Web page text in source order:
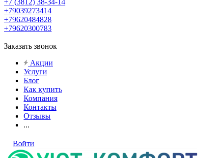
+7 (3812) 38-34-14
+79039273414
+79620484828
+79620300783
Заказать звонок
Акции
Услуги
Блог
Как купить
Компания
Контакты
Отзывы
...
Войти